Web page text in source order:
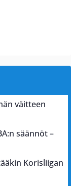
väitteen
säännöt –
Korisliigan